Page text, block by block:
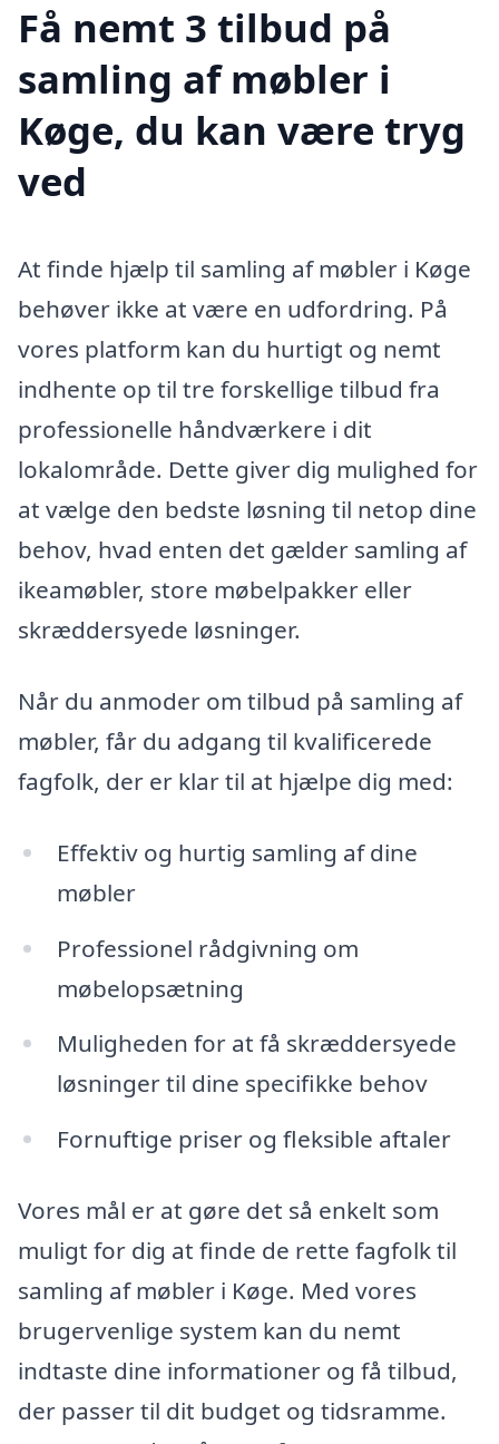
Få nemt 3 tilbud på
samling af møbler i
Køge, du kan være tryg
ved
At finde hjælp til samling af møbler i Køge
behøver ikke at være en udfordring. På
vores platform kan du hurtigt og nemt
indhente op til tre forskellige tilbud fra
professionelle håndværkere i dit
lokalområde. Dette giver dig mulighed for
at vælge den bedste løsning til netop dine
behov, hvad enten det gælder samling af
ikeamøbler, store møbelpakker eller
skræddersyede løsninger.
Når du anmoder om tilbud på samling af
møbler, får du adgang til kvalificerede
fagfolk, der er klar til at hjælpe dig med:
Effektiv og hurtig samling af dine
møbler
Professionel rådgivning om
møbelopsætning
Muligheden for at få skræddersyede
løsninger til dine specifikke behov
Fornuftige priser og fleksible aftaler
Vores mål er at gøre det så enkelt som
muligt for dig at finde de rette fagfolk til
samling af møbler i Køge. Med vores
brugervenlige system kan du nemt
indtaste dine informationer og få tilbud,
der passer til dit budget og tidsramme.